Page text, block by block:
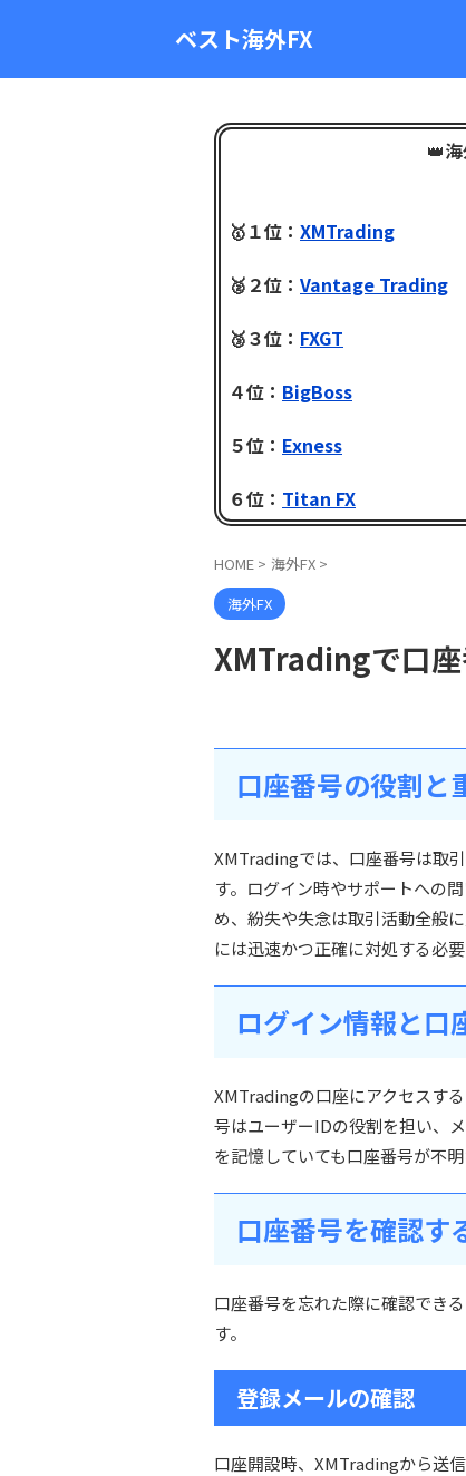
ベスト海外FX
👑
🥇１位： XMTrading
🥈２位： Vantage Trading
🥉３位： FXGT
４位： BigBoss
５位： Exness
６位： Titan FX
HOME > 海外FX >
海外FX
XMTradingで口
口座番号の役割と
XMTradingでは、口座番号は取
す。ログイン時やサポートへの
め、紛失や失念は取引活動全般
には迅速かつ正確に対処する必要
ログイン情報と口
XMTradingの口座にアクセスす
号はユーザーIDの役割を担い、
を記憶していても口座番号が不
口座番号を確認す
口座番号を忘れた際に確認でき
す。
登録メールの確認
口座開設時、XMTradingから送